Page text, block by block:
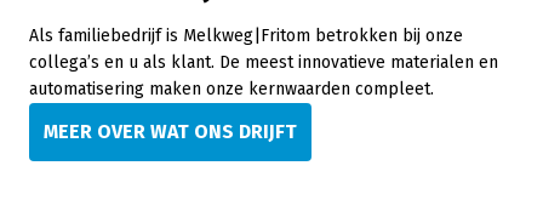
Als familiebedrijf is Melkweg|Fritom betrokken bij onze
collega’s en u als klant. De meest innovatieve materialen en
automatisering maken onze kernwaarden compleet.
MEER OVER WAT ONS DRIJFT